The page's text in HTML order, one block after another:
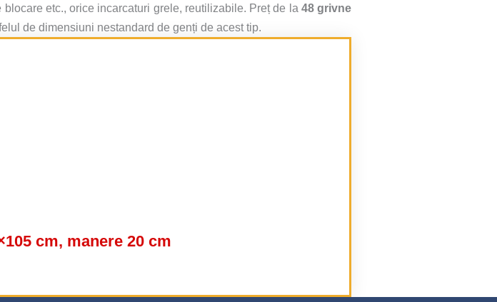
etc., orice incarcaturi grele, reutilizabile. Preț de la 48 grivne
de dimensiuni nestandard de genți de acest tip.
cm, manere 20 cm